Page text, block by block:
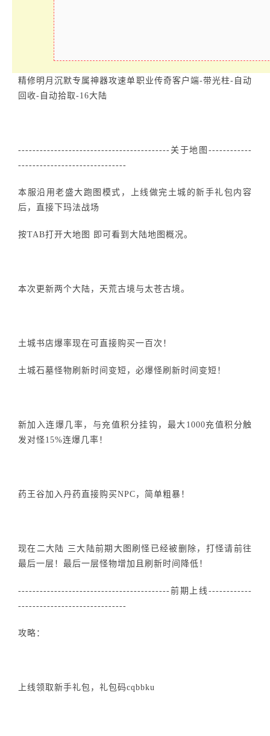
精修明月沉默专属神器攻速单职业传奇客户端-带光柱-自动
回收-自动拾取-16大陆
------------------------------------------关于地图------------
------------------------------
本服沿用老盛大跑图模式，上线做完土城的新手礼包内容
后，直接下玛法战场
按TAB打开大地图 即可看到大陆地图概况。
本次更新两个大陆，天荒古境与太苍古境。
土城书店爆率现在可直接购买一百次！
土城石墓怪物刷新时间变短，必爆怪刷新时间变短！
新加入连爆几率，与充值积分挂钩，最大1000充值积分触
发对怪15%连爆几率！
药王谷加入丹药直接购买NPC，简单粗暴！
现在二大陆 三大陆前期大图刷怪已经被删除，打怪请前往
最后一层！最后一层怪物增加且刷新时间降低！
------------------------------------------前期上线------------
------------------------------
攻略：
上线领取新手礼包，礼包码cqbbku